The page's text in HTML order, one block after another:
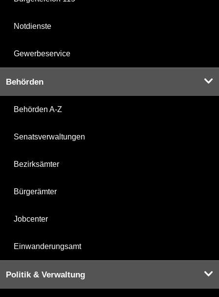
Notdienste
Gewerbeservice
Behörden
Behörden A-Z
Senatsverwaltungen
Bezirksämter
Bürgerämter
Jobcenter
Einwanderungsamt
Politik & Verwaltung